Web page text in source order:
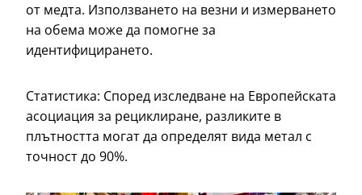
от медта. Използването на везни и измерването
на обема може да помогне за
идентифицирането.
Статистика: Според изследване на Европейската
асоциация за рециклиране, разликите в
плътността могат да определят вида метал с
точност до 90%.